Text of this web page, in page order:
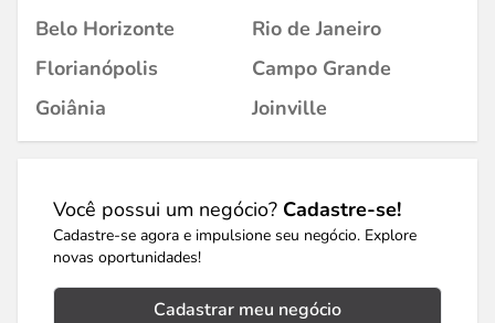
Belo Horizonte
Rio de Janeiro
Florianópolis
Campo Grande
Goiânia
Joinville
Você possui um negócio? Cadastre-se!
Cadastre-se agora e impulsione seu negócio. Explore
novas oportunidades!
Cadastrar meu negócio